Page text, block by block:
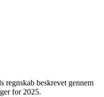
beskrevet gennem
for 2025.